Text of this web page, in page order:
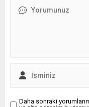
Daha sonraki